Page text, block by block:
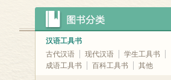
汉语工具书
古代汉语
现代汉语
学生工具书
成语工具书
百科工具书 其他